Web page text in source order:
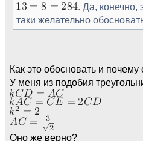
. Да, конечно,
таки желательно
Как это обосновать и почему
У меня из подобия
Оно же верно?